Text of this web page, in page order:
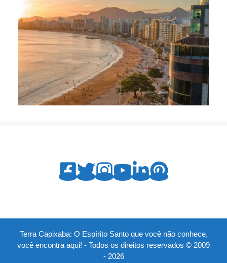
Terra Capixaba: O Espírito Santo que você não conhece,
você encontra aqui! - Todos os direitos reservados © 2009
- 2026